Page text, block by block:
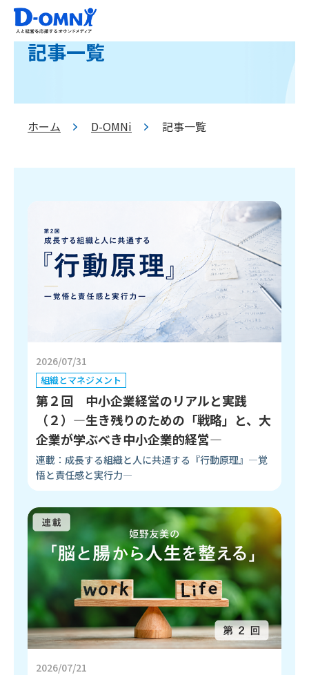
記事一覧
ホーム >D-OMNi >
記事一覧
2026/07/31
組織とマネジメント
第２回 中小企業経営のリアルと実践
（２）―生き残りのための「戦略」と、大
企業が学ぶべき中小企業的経営―
連載：成長する組織と人に共通する『行動原理』―覚
悟と責任感と実行力―
2026/07/21